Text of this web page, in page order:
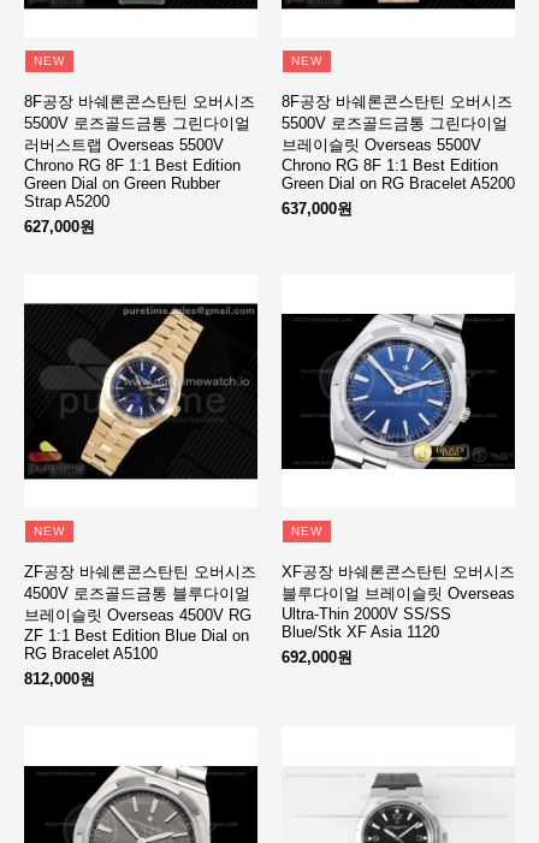
NEW
8F공장 바쉐론콘스탄틴 오버시즈
5500V 로즈골드금통 그린다이얼
러버스트랩 Overseas 5500V
Chrono RG 8F 1:1 Best Edition
Green Dial on Green Rubber
Strap A5200
627,000원
NEW
8F공장 바쉐론콘스탄틴 오버시즈
5500V 로즈골드금통 그린다이얼
브레이슬릿 Overseas 5500V
Chrono RG 8F 1:1 Best Edition
Green Dial on RG Bracelet A5200
637,000원
NEW
ZF공장 바쉐론콘스탄틴 오버시즈
4500V 로즈골드금통 블루다이얼
브레이슬릿 Overseas 4500V RG
ZF 1:1 Best Edition Blue Dial on
RG Bracelet A5100
812,000원
NEW
XF공장 바쉐론콘스탄틴 오버시즈
블루다이얼 브레이슬릿 Overseas
Ultra-Thin 2000V SS/SS
Blue/Stk XF Asia 1120
692,000원